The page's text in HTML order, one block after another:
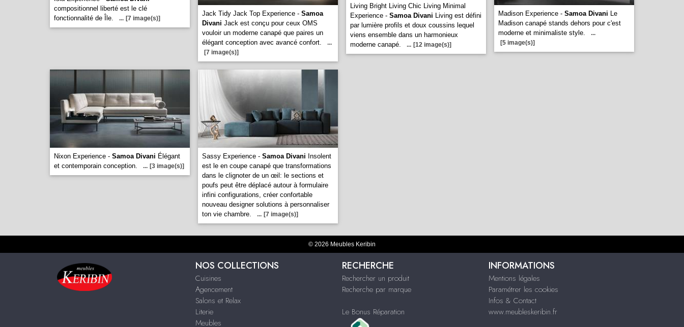
compositionnel liberté est le clé
fonctionnalité de Île.
... [7 image(s)]
Jack Tidy Jack Top Experience - Samoa
Divani Jack est conçu pour ceux OMS
vouloir un moderne canapé que paires un
élégant conception avec avancé confort.
...
[7 image(s)]
Living Bright Living Chic Living Minimal
Experience - Samoa Divani Living est défini
par lumière profils et doux coussins lequel
viens ensemble dans un harmonieux
moderne canapé.
... [12 image(s)]
Madison Experience - Samoa Divani Le
Madison canapé stands dehors pour c'est
moderne et minimaliste style.
...
[5 image(s)]
Nixon Experience - Samoa Divani Élégant
et contemporain conception.
... [3 image(s)]
Sassy Experience - Samoa Divani Insolent
est le en coupe canapé que transformations
dans le clignoter de un œil: le sections et
poufs peut être déplacé autour à formulaire
infini configurations, créer confortable
nouveau designer solutions à personnaliser
ton vie chambre.
... [7 image(s)]
© 2026 Meubles Keribin
NOS COLLECTIONS
Cuisines
Agencement
Salons et Relax
Literie
Meubles
RECHERCHE
Rechercher un produit
Recherche par marque
Le Bonus Réparation
INFORMATIONS
Mentions légales
Paramétrer les cookies
Infos & Contact
www.meubleskeribin.fr